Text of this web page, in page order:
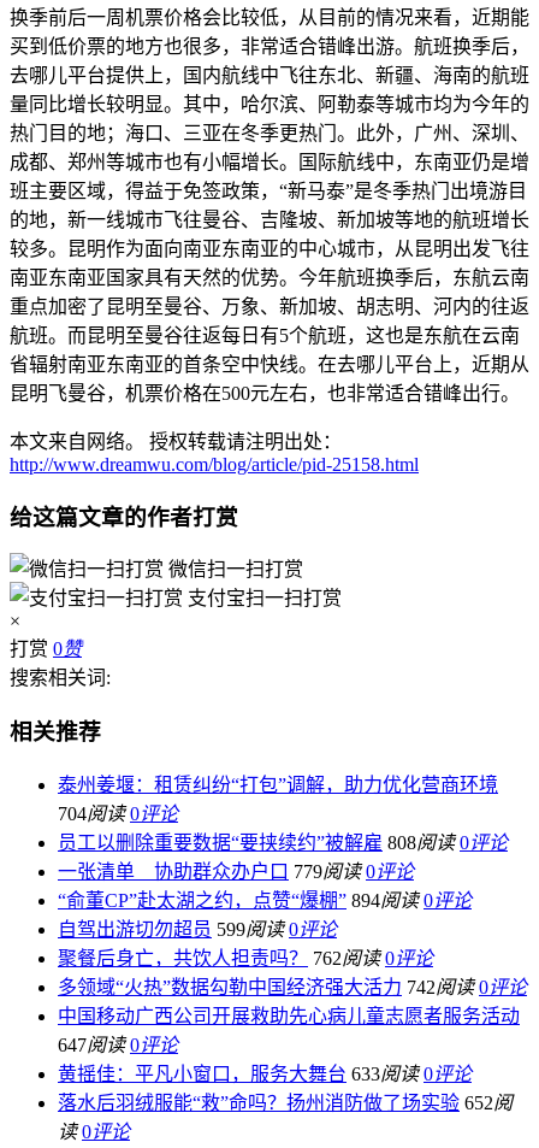
换季前后一周机票价格会比较低，从目前的情况来看，近期能
买到低价票的地方也很多，非常适合错峰出游。航班换季后，
去哪儿平台提供上，国内航线中飞往东北、新疆、海南的航班
量同比增长较明显。其中，哈尔滨、阿勒泰等城市均为今年的
热门目的地；海口、三亚在冬季更热门。此外，广州、深圳、
成都、郑州等城市也有小幅增长。国际航线中，东南亚仍是增
班主要区域，得益于免签政策，“新马泰”是冬季热门出境游目
的地，新一线城市飞往曼谷、吉隆坡、新加坡等地的航班增长
较多。昆明作为面向南亚东南亚的中心城市，从昆明出发飞往
南亚东南亚国家具有天然的优势。今年航班换季后，东航云南
重点加密了昆明至曼谷、万象、新加坡、胡志明、河内的往返
航班。而昆明至曼谷往返每日有5个航班，这也是东航在云南
省辐射南亚东南亚的首条空中快线。在去哪儿平台上，近期从
昆明飞曼谷，机票价格在500元左右，也非常适合错峰出行。
本文来自网络。 授权转载请注明出处：
http://www.dreamwu.com/blog/article/pid-25158.html
给这篇文章的作者打赏
微信扫一扫打赏
支付宝扫一扫打赏
×
打赏 0赞
搜索相关词:
相关推荐
泰州姜堰：租赁纠纷“打包”调解，助力优化营商环境
704阅读 0评论
员工以删除重要数据“要挟续约”被解雇 808阅读 0评论
一张清单 协助群众办户口 779阅读 0评论
“俞董CP”赴太湖之约，点赞“爆棚” 894阅读 0评论
自驾出游切勿超员 599阅读 0评论
聚餐后身亡，共饮人担责吗？
762阅读 0评论
多领域“火热”数据勾勒中国经济强大活力 742阅读 0评论
中国移动广西公司开展救助先心病儿童志愿者服务活动
647阅读 0评论
黄摇佳：平凡小窗口，服务大舞台 633阅读 0评论
落水后羽绒服能“救”命吗？扬州消防做了场实验 652阅
读 0评论